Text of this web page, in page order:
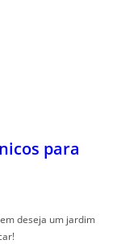
para
deseja um jardim